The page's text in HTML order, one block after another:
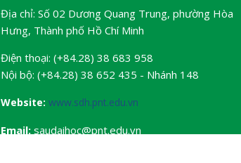
Địa chỉ: Số 02 Dương Quang Trung, phường Hòa
Hưng, Thành phố Hồ Chí Minh
Điện thoại: (+84.28) 38 683 958
Nội bộ: (+84.28) 38 652 435 - Nhánh 148
Website: www.sdh.pnt.edu.vn
Email: saudaihoc@pnt.edu.vn